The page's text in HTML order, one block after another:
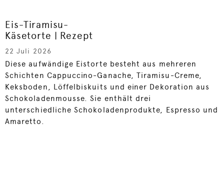
Eis-Tiramisu-
Käsetorte | Rezept
22 Juli 2026
Diese aufwändige Eistorte besteht aus mehreren
Schichten Cappuccino-Ganache, Tiramisu-Creme,
Keksboden, Löffelbiskuits und einer Dekoration aus
Schokoladenmousse. Sie enthält drei
unterschiedliche Schokoladenprodukte, Espresso und
Amaretto.